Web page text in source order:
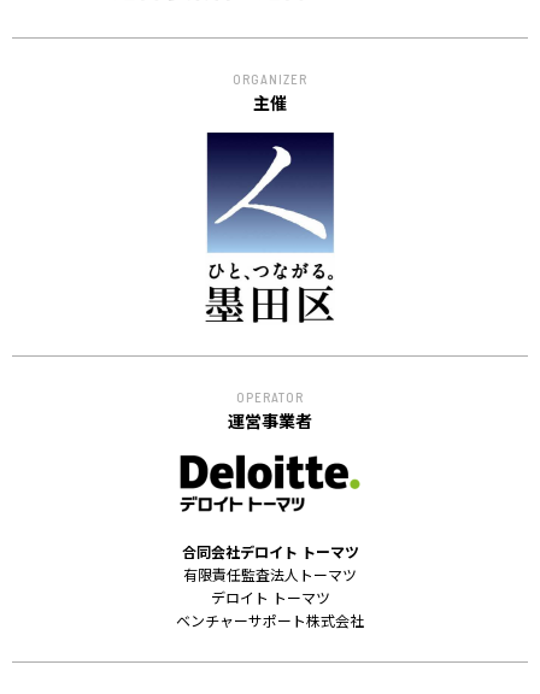
ORGANIZER
主催
OPERATOR
運営事業者
合同会社デロイト トーマツ
有限責任監査法人トーマツ
デロイト トーマツ
ベンチャーサポート株式会社